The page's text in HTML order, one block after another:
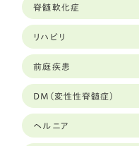
カニヘンダックスフンド
豆柴犬
ブリュッセルグリフォン
キャバリア
シーズー
脊髄軟化症
リハビリ
前庭疾患
DM(変性性脊髄症)
ヘルニア